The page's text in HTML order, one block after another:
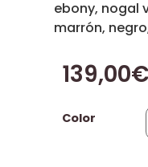
ebony, nogal
marrón,
139,00€
Color